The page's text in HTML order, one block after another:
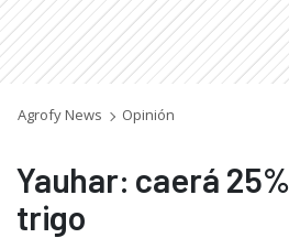
Agrofy News Opinión
Yauhar: caerá
trigo